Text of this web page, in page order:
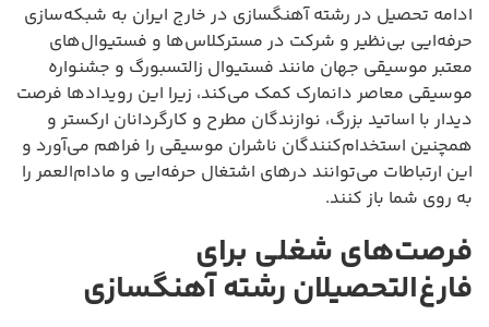
ادامه تحصیل در رشته آهنگسازی در خارج ایران به شبکه‌سازی
حرفه‌ایی بی‌نظیر و شرکت در مسترکلاس‌ها و فستیوال‌های
معتبر موسیقی جهان مانند فستیوال زالتسبورگ و جشنواره
موسیقی معاصر دانمارک کمک می‌کند، زیرا این رویدادها فرصت
دیدار با اساتید بزرگ، نوازندگان مطرح و کارگردانان ارکستر و
همچنین استخدام‌کنندگان ناشران موسیقی را فراهم می‌آورد و
این ارتباطات می‌توانند درهای اشتغال حرفه‌ایی و مادام‌العمر را
به روی شما باز کنند.
فرصت‌های شغلی برای
فارغ‌التحصیلان رشته آهنگسازی